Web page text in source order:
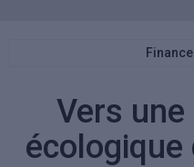
Vers
écologique